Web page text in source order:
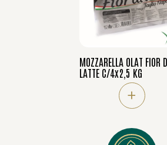
MOZZARELLA OLAT FIOR
LATTE C/4x2,5 KG
+